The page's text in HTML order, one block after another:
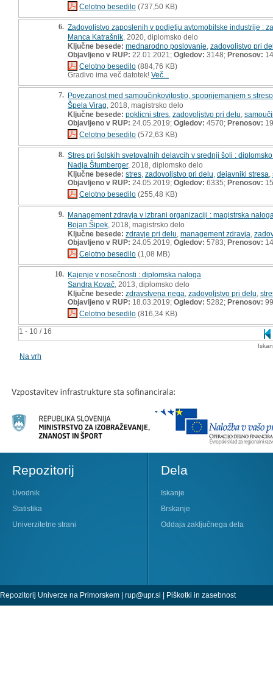
1 - 10 / 16
Celotno besedilo (737,50 KB)
6. Zadovoljstvo zaposlenih v podjetju avtomobilske industrije :
Manca Katrašnik , 2020, diplomsko delo
Ključne besede: mednarodno poslovanje zadovoljstvo pri
Objavljeno v RUP: 22.01.2021; Ogledov: 3148; Prenosov:
Celotno besedilo (884,76 KB)
Gradivo ima več datotek! Več...
7. Povezanost med samoučinkovitostjo, spoprijemanjem s
Špela Virag , 2018, magistrsko delo
Ključne besede: poklicni stres zadovoljstvo pri delu
Objavljeno v RUP: 24.05.2019; Ogledov: 4570; Prenosov:
Celotno besedilo (572,63 KB)
8. Stres pri šolskih svetovalnih delavcih v srednji šoli :
Nadja Štumberger, 2018, diplomsko delo
Ključne besede: stres zadovoljstvo pri delu dejavniki stresa
Objavljeno v RUP: 24.05.2019; Ogledov: 6335; Prenosov:
Celotno besedilo (255,48 KB)
9. Management zdravja v izbrani organizaciji : magistrska
Bojan Šipek , 2018, magistrsko delo
Ključne besede: zdravje pri delu management zdravja
Objavljeno v RUP: 24.05.2019; Ogledov: 5783; Prenosov:
Celotno besedilo (1,08 MB)
10. Kajenje v nosečnosti : diplomska naloga
Sandra Kovač , 2013, diplomsko delo
Ključne besede: zdravstvena nega zadovoljstvo pri delu
Objavljeno v RUP: 18.03.2019; Ogledov: 5282; Prenosov: 99
Celotno besedilo (816,34 KB)
Na vrh
Repozitorij
Uvodnik
Statistika
Univerzitetne strani
Dela
Iskanje
Brskanje
Oddaja zaključnega dela
Repozitorij Univerze na Primorskem | rup@upr.si | Piškotki in zasebnost